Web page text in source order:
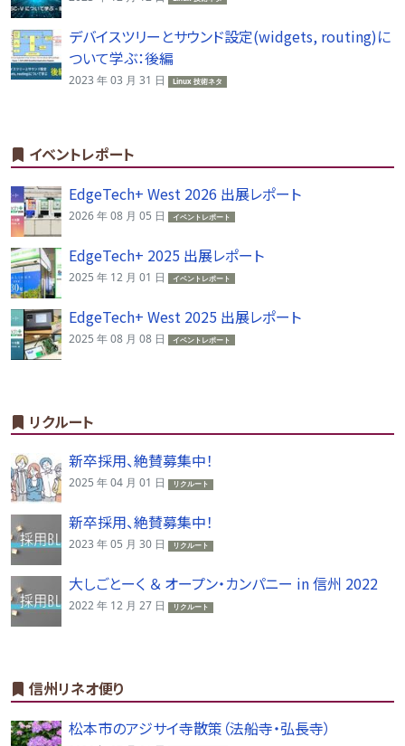
デバイスツリーとサウンド設定(widgets, routing)に
ついて学ぶ：後編
2023 年 03 月 31 日 Linux 技術ネタ
イベントレポート
EdgeTech+ West 2026 出展レポート
2026 年 08 月 05 日 イベントレポート
EdgeTech+ 2025 出展レポート
2025 年 12 月 01 日 イベントレポート
EdgeTech+ West 2025 出展レポート
2025 年 08 月 08 日 イベントレポート
リクルート
新卒採用、絶賛募集中！
2025 年 04 月 01 日 リクルート
新卒採用、絶賛募集中！
2023 年 05 月 30 日 リクルート
大しごとーく ＆ オープン・カンパニー in 信州 2022
2022 年 12 月 27 日 リクルート
信州リネオ便り
松本市のアジサイ寺散策（法船寺・弘長寺）